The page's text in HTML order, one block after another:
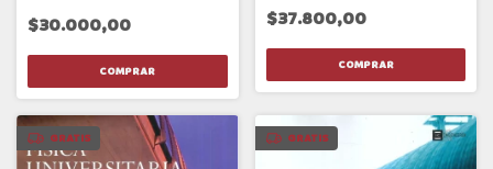
$30.000,00 $37.800,00
GRATIS GRATIS